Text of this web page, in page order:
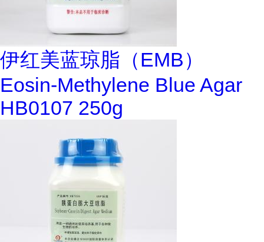
伊红美蓝琼脂（EMB）
Eosin-Methylene Blue Agar
HB0107 250g